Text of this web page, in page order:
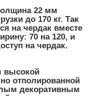
22 мм
до 170 кг. Так
на чердак вместе
70 на 120, и
на чердак.
высокой
отполированной
декоративным